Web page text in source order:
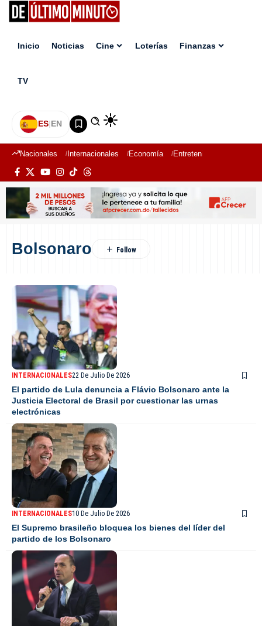
Inicio Noticias Cine Loterías Finanzas
TV
ES|EN
Nacionales Internacionales Economía Entretenimiento
Bolsonaro
INTERNACIONALES22 De Julio De 2026
El partido de Lula denuncia a Flávio Bolsonaro ante la
Justicia Electoral de Brasil por cuestionar las urnas
electrónicas
INTERNACIONALES10 De Julio De 2026
El Supremo brasileño bloquea los bienes del líder del
partido de los Bolsonaro